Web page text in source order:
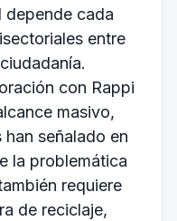
depende cada
entre
con Rappi
masivo,
señalado en
la problemática
requiere
de reciclaje,